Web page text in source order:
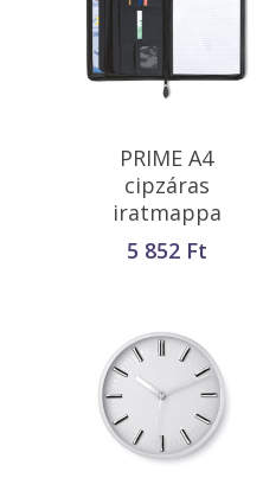
Kosárba
Teszem
PRIME A4
cipzáras
iratmappa
5 852 Ft